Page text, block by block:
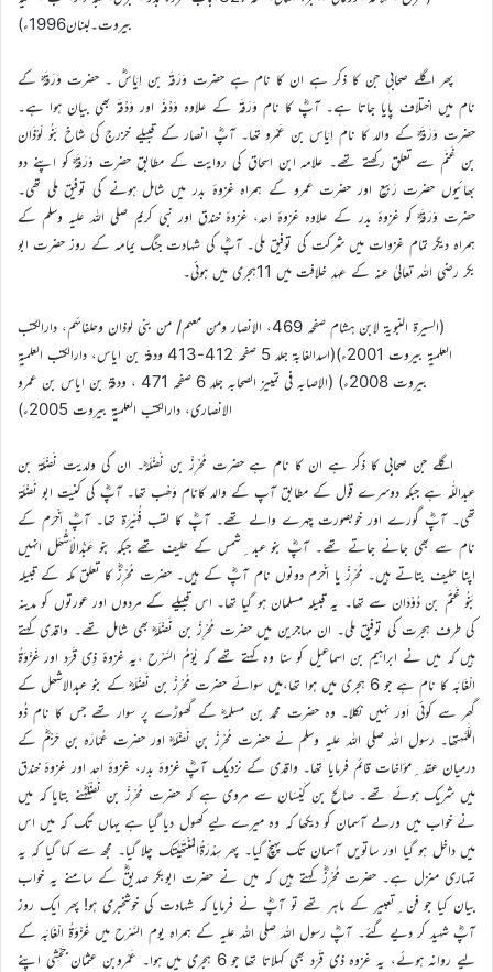
بیروت۔لبنان1996ء)
پھر اگلے صحابی جن کا ذکر ہے ان کا نام ہے حضرت وَرَقَہ بن اِیَاسؓ ۔ حضرت وَرَقَہؓ کے
نام میں اختلاف پایا جاتا ہے۔ آپؓ کا نام وَرَقَہ کے علاوہ وَدْفَہ اور وَدْقَہ بھی بیان ہوا ہے۔
حضرت وَرَقَہؓ کے والد کا نام اِیَاس بن عَمْرو تھا۔ آپؓ انصار کے قبیلے خزرج کی شاخ بَنُو لَوْذَان
بن غَنَم سے تعلق رکھتے تھے۔ علامہ ابن اسحاق کی روایت کے مطابق حضرت وَرَقَہؓ کو اپنے دو
بھائیوں حضرت رَبِیع اور حضرت عمرو کے ہمراہ غزوۂ بدر میں شامل ہونے کی توفیق ملی تھی۔
حضرت وَرَقَہؓ کو غزوۂ بدر کے علاوہ غزوۂ احد، غزوۂ خندق اور نبی کریم صلی اللہ علیہ وسلم کے
ہمراہ دیگر تمام غزوات میں شرکت کی توفیق ملی۔ آپؓ کی شہادت جنگ یمامہ کے روز حضرت ابو
بکر رضی اللہ تعالیٰ عنہ کے عہدِ خلافت میں 11ہجری میں ہوئی۔
(السیرۃ النبویۃ لابن ہشام صفحہ 469، الانصار ومن معہم/ من بنی لوذان وحلفائہم، دارالکتب
العلمیۃ بیروت 2001ء)(اسدالغابۃ جلد 5 صفحہ 412-413 ودفۃ بن ایاس، دارالکتب العلمیۃ
بیروت 2008ء) (الاصابہ فی تمییز الصحابہ جلد 6 صفحہ 471 ، ودقۃ بن ایاس بن عمرو
الانصاری، دارالکتب العلمیۃ بیروت 2005ء)
اگلے جن صحابی کا ذکر ہے ان کا نام ہے حضرت مُحْرِزْ بن نَضْلَہؓ۔ ان کی ولدیت نَضْلَۃ بن
عبداللّٰہ ہے جبکہ دوسرے قول کے مطابق آپ کے والد کانام وَھْب تھا۔ آپؓ کی کنیت ابو نَضْلَۃ
تھی۔ آپؓ گورے اور خوبصورت چہرے والے تھے۔ آپؓ کا لقب فُہَیْرَۃ تھا۔ آپؓ اَخْرَم کے
نام سے بھی جانے جاتے تھے۔ آپؓ بنو عبد ِشمس کے حلیف تھے جبکہ بنو عَبْدُالْاَشْھَل انہیں
اپنا حلیف بتاتے ہیں۔ مُحْرِزْ یا اَخْرَم دونوں نام آپؓ کے ہیں۔ حضرت مُحْرِزؓ کا تعلق مکہ کے قبیلہ
بَنُو غَنَمْ بن دُوْدَان سے تھا۔ یہ قبیلہ مسلمان ہو گیا تھا۔ اس قبیلے کے مردوں اور عورتوں کو مدینہ
کی طرف ہجرت کی توفیق ملی۔ ان مہاجرین میں حضرت مُحْرِزْ بن نَضْلَہؓ بھی شامل تھے۔ واقدی کہتے
ہیں کہ میں نے ابراہیم بن اسماعیل کو سنا وہ کہتے تھے کہ یَوْمُ السَّرْح ،یہ غزوۂ ذِی قَرَد اور غَزْوَۃُ
الْغَابَہ کا نام ہے جو 6 ہجری میں ہوا تھا،میں سوائے حضرت مُحْرِزْ بن نَضْلَہؓ کے بنو عبدالاشھل کے
گھر سے کوئی اَور نہیں نکلا۔ وہ حضرت محمد بن مسلمہؓ کے گھوڑے پر سوار تھے جس کا نام ذُو
اللَّمَّہتھا۔ رسول اللہ صلی اللہ علیہ وسلم نے حضرت مُحْرِزْ بن نَضْلَہؓ اور حضرت عُمَارَہ بن حَزْمؓ کے
درمیان عقد ِمؤاخات قائم فرمایا تھا۔ واقدی کے نزدیک آپؓ غزوۂ بدر، غزوۂ احد اور غزوۂ خندق
میں شریک ہوئے تھے۔ صالح بن کَیْسَان سے مروی ہے کہ حضرت مُحْرِزْ بن نَضْلَہؓنے بتایا کہ میں
نے خواب میں ورلے آسمان کو دیکھا کہ وہ میرے لیے کھول دیا گیا ہے یہاں تک کہ میں اس
میں داخل ہو گیا اور ساتویں آسمان تک پہنچ گیا۔ پھر سِدْرَۃُالمُنْتَھیٰتک چلا گیا۔ مجھ سے کہا گیا کہ یہ
تمہاری منزل ہے۔ حضرت مُحْرِزؓ کہتے ہیں کہ میں نے حضرت ابوبکر صدیقؓ کے سامنے یہ خواب
بیان کیا جو فن ِتعبیر کے ماہر تھے تو آپؓ نے فرمایا کہ شہادت کی خوشخبری ہو! پھر ایک روز
آپؓ شہید کر دیے گئے۔ آپؓ رسول اللہ صلی اللہ علیہ کے ہمراہ یوم السَّرْح میں غَزْوَۃُ الْغَابَہ کے
لیے روانہ ہوئے، یہ غزوہ ذی قَرَد بھی کہلاتا تھا جو 6 ہجری میں ہوا۔ عَمْروبن عثمان جَحْشِی اپنے